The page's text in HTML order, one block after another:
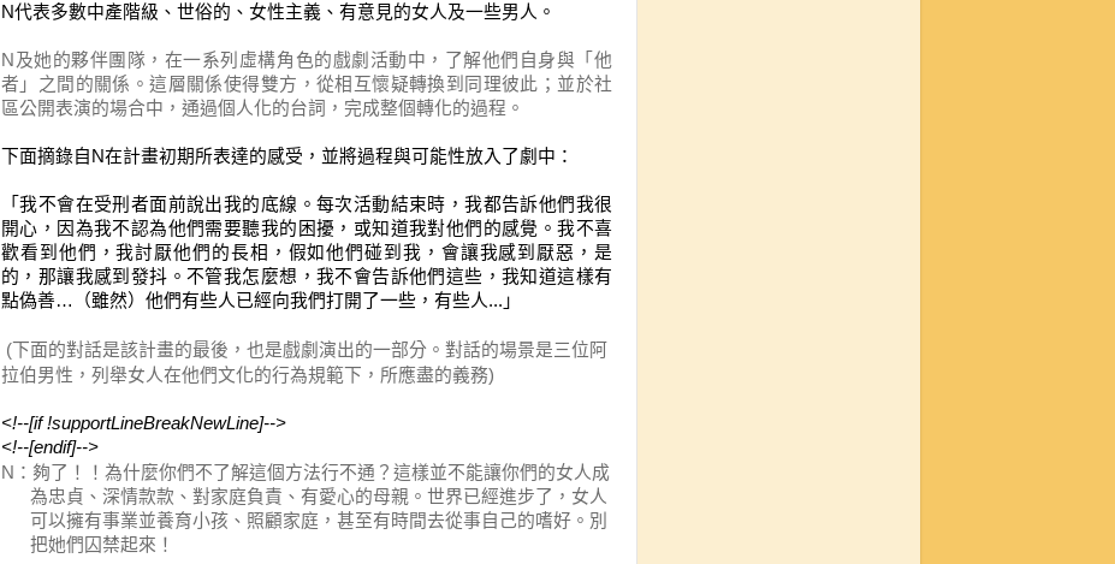
N代表多數中產階級、世俗的、女性主義 、有意見的女人及一些男人。
N及她的夥伴團隊 ，在一系列虛構角色的戲劇活動中，了解他們自身與「 他
者 」 之間 的關係 。這層關係使得雙方，從相互懷疑轉換到 同理彼此；並於社
區公開表演的場合中， 通過個人化的台詞， 完成整個轉化的過程。
下面摘錄自N在計畫初期所表達的感受， 並將過程與可能性放入了劇中 ：
「我不會在受刑者面前說出我的底線。每次活動結束時，我都告訴他們我很
開心，因為我不認為他們需要聽我的困擾，或知道我對他們的感覺。我不喜
歡看到他們，我討厭他們的長相，假如他們碰到我，會讓我感到厭惡，是
的，那讓我感到發抖。不管我怎麼想，我不會告訴他們這些，我知道這樣有
點偽善… （雖然）他們有些人已經向我們打開了一些，有些人... 」
(下面的對話是該計畫的最後，也是戲劇演出的一部分 。對話的場景是三位阿
拉伯男性 ，列舉女人在他們文化的行為規範下，所應盡的義務)
<!--[if !supportLineBreakNewLine]-->
<!--[endif]-->
N ： 夠了！！為什麼你們不了解這個方法行不通？這樣並不能讓你們的女人成
為忠貞、深情款款、對家庭負責、有愛心的母親。世界已經進步了，女人
可以擁有事業並養育小孩、照顧家庭，甚至有時間去從事自己的嗜好。別
把她們囚禁起來！